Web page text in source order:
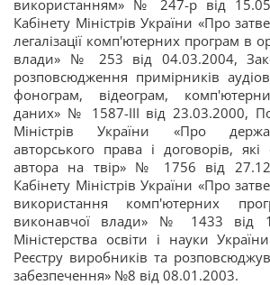
використанням» № 247-р від
Кабінету Міністрів України «Про
легалізації комп'ютерних програм в
влади» № 253 від 04.03.2004,
розповсюдження примірників
фонограм, відеограм,
даних» № 1587-III від 23.03.2000,
Міністрів України «Про
авторського права і договорів, які
автора на твір» № 1756 від
Кабінету Міністрів України «Про
використання комп'ютерних
виконавчої влади» № 1433 від
Міністерства освіти і науки
Реєстру виробників та
забезпечення» №8 від 08.01.2003.